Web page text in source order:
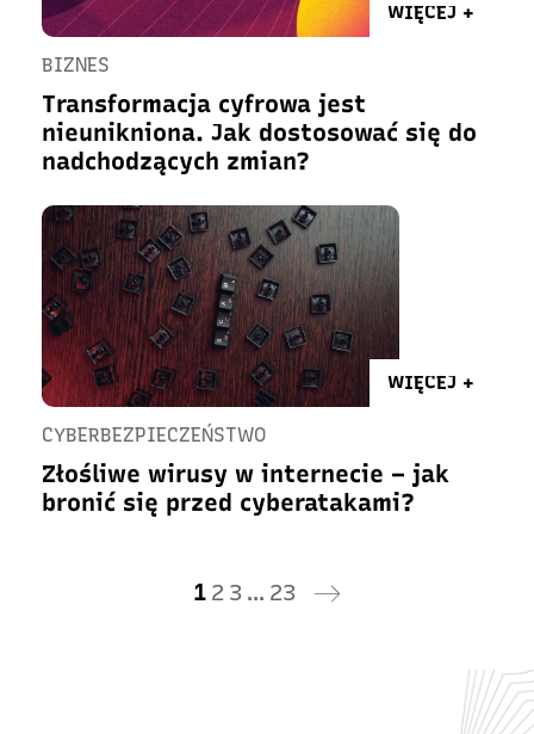
WIĘCEJ +
BIZNES
Transformacja cyfrowa jest
nieunikniona. Jak dostosować się do
nadchodzących zmian?
WIĘCEJ +
CYBERBEZPIECZEŃSTWO
Złośliwe wirusy w internecie – jak
bronić się przed cyberatakami?
1 2 3 … 23